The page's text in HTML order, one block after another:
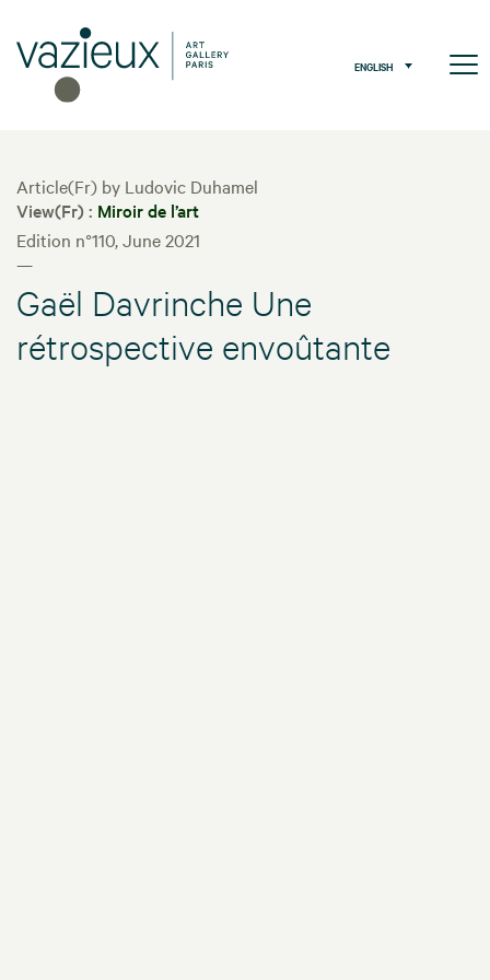
ENGLISH
Article(Fr) by Ludovic Duhamel
View(Fr) : Miroir de l’art
Edition n°110, June 2021
—
Gaël Davrinche Une
rétrospective envoûtante